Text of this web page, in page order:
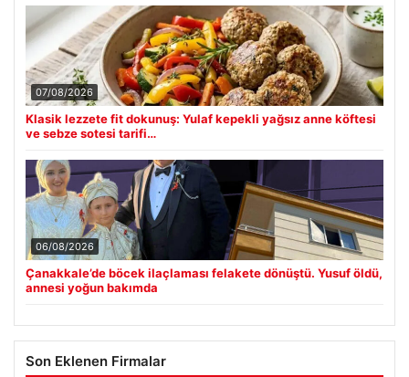
07/08/2026
Klasik lezzete fit dokunuş: Yulaf kepekli yağsız anne köftesi
ve sebze sotesi tarifi…
06/08/2026
Çanakkale’de böcek ilaçlaması felakete dönüştü. Yusuf öldü,
annesi yoğun bakımda
Son Eklenen Firmalar